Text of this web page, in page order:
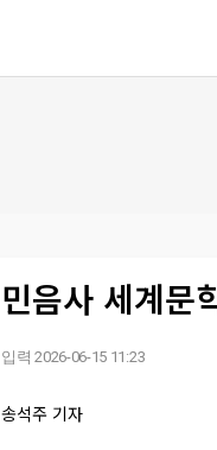
민음사 세계문
입력 2026-06-15 11:23
송석주 기자